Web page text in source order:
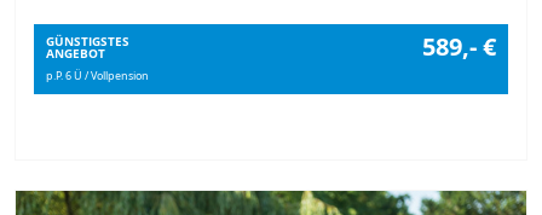
GÜNSTIGSTES
ANGEBOT 589,- €
p.P. 6 Ü / Vollpension